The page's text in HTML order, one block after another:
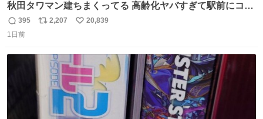
秋田タワマン建ちまくってる 高齢化ヤバすぎて駅前にコン
パクトシティつくって高齢者を住ませる考えらしい 病院も
全部駅前にある
返
信
395
リ
2,207
い
数
20,839
1日前